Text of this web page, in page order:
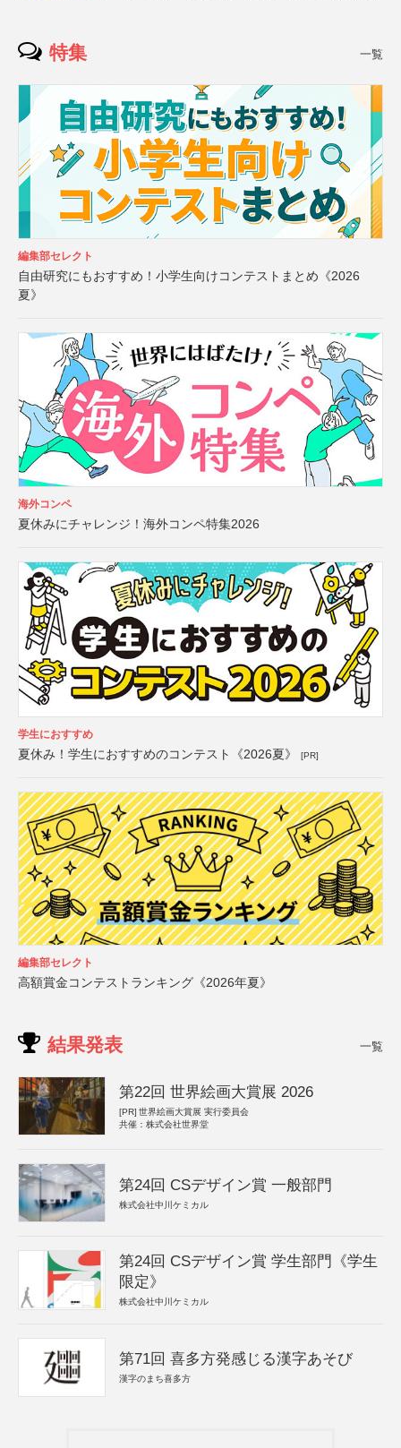
特集 一覧
編集部セレクト
自由研究にもおすすめ！小学生向けコンテストまとめ《2026
夏》
海外コンペ
夏休みにチャレンジ！海外コンペ特集2026
学生におすすめ
夏休み！学生におすすめのコンテスト《2026夏》 [PR]
編集部セレクト
高額賞金コンテストランキング《2026年夏》
結果発表 一覧
第22回 世界絵画大賞展 2026
[PR] 世界絵画大賞展 実行委員会
共催：株式会社世界堂
第24回 CSデザイン賞 一般部門
株式会社中川ケミカル
第24回 CSデザイン賞 学生部門《学生
限定》
株式会社中川ケミカル
第71回 喜多方発感じる漢字あそび
漢字のまち喜多方